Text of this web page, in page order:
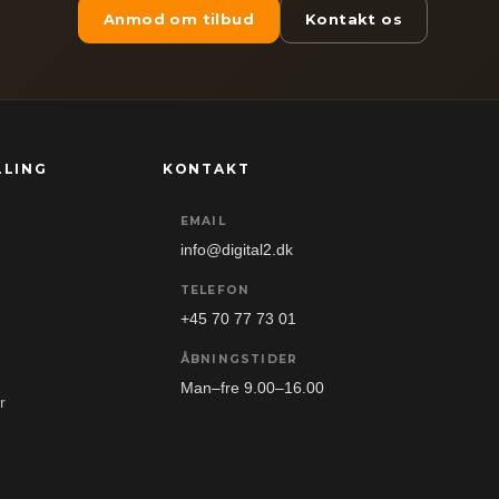
Anmod om tilbud Kontakt os
KONTAKT
EMAIL
info@digital2.dk
TELEFON
+45 70 77 73 01
ÅBNINGSTIDER
Man–fre 9.00–16.00